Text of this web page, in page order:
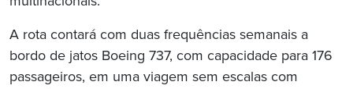
A rota contará com duas frequências semanais a
bordo de jatos Boeing 737, com capacidade para 176
passageiros, em uma viagem sem escalas com